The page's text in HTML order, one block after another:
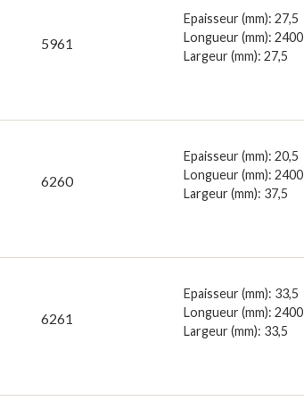
5961
Epaisseur (mm): 27,5
Longueur (mm): 2400
Largeur (mm): 27,5
6260
Epaisseur (mm): 20,5
Longueur (mm): 2400
Largeur (mm): 37,5
6261
Epaisseur (mm): 33,5
Longueur (mm): 2400
Largeur (mm): 33,5